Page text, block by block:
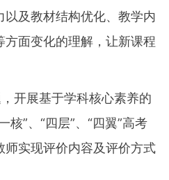
及教材结构优化、教学内
面变化的理解，让新课程
开展基于学科核心素养的
核”、“四层”、“四翼”高考
实现评价内容及评价方式